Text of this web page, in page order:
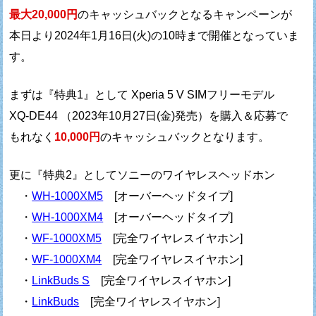
最大20,000円のキャッシュバックとなるキャンペーンが
本日より2024年1月16日(火)の10時まで開催となっていま
す。
まずは『特典1』として Xperia 5 V SIMフリーモデル
XQ-DE44 （2023年10月27日(金)発売）を購入＆応募で
もれなく 10,000円のキャッシュバックとなります。
更に『特典2』としてソニーのワイヤレスヘッドホン
・WH-1000XM5 [オーバーヘッドタイプ]
・WH-1000XM4 [オーバーヘッドタイプ]
・WF-1000XM5 [完全ワイヤレスイヤホン]
・WF-1000XM4 [完全ワイヤレスイヤホン]
・ LinkBuds S [完全ワイヤレスイヤホン]
・ LinkBuds [完全ワイヤレスイヤホン]